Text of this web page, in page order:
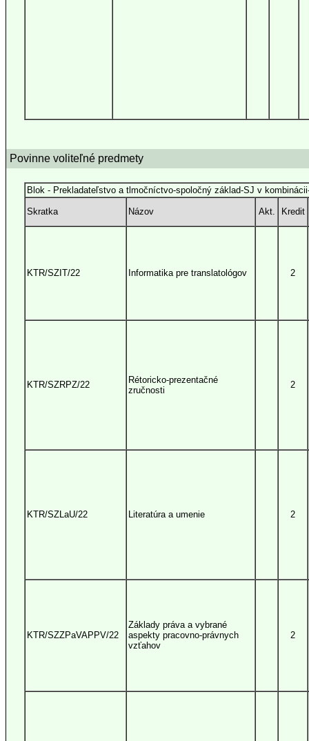
Povinne voliteľné predmety
Blok - Prekladateľstvo a tlmočníctvo-spoločný základ-SJ v
Skratka Názov Akt. Kredit
KTR/SZIT/22 Informatika pre translatológov 2
KTR/SZRPZ/22
Rétoricko-prezentačné
zručnosti
2
KTR/SZLaU/22 Literatúra a umenie 2
KTR/SZZPaVAPPV/22
Základy práva a vybrané
aspekty pracovno-právnych
vzťahov
2